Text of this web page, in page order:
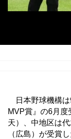
日本野球機構は
MVP賞』の6月
天）、中地区は
（広島）が受賞し